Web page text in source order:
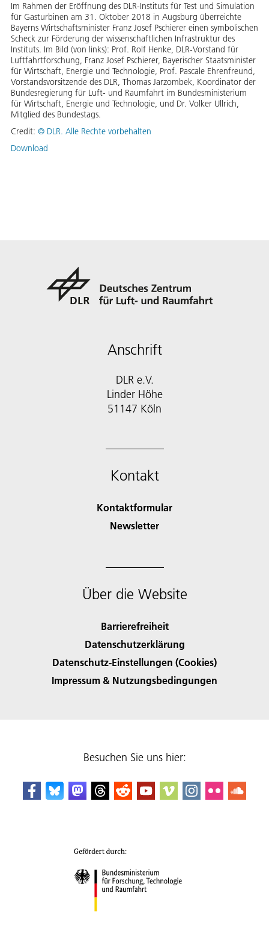
Im Rahmen der Eröffnung des DLR-Instituts für Test und Simulation
für Gasturbinen am 31. Oktober 2018 in Augsburg überreichte
Bayerns Wirtschaftsminister Franz Josef Pschierer einen symbolischen
Scheck zur Förderung der wissenschaftlichen Infrastruktur des
Instituts. Im Bild (von links): Prof. Rolf Henke, DLR-Vorstand für
Luftfahrtforschung, Franz Josef Pschierer, Bayerischer Staatsminister
für Wirtschaft, Energie und Technologie, Prof. Pascale Ehrenfreund,
Vorstandsvorsitzende des DLR, Thomas Jarzombek, Koordinator der
Bundesregierung für Luft- und Raumfahrt im Bundesministerium
für Wirtschaft, Energie und Technologie, und Dr. Volker Ullrich,
Mitglied des Bundestags.
Credit: © DLR. Alle Rechte vorbehalten
Download
Anschrift
DLR e.V.
Linder Höhe
51147 Köln
Kontakt
Kontaktformular
Newsletter
Über die Website
Barrierefreiheit
Datenschutzerklärung
Datenschutz-Einstellungen (Cookies)
Impressum & Nutzungsbedingungen
Besuchen Sie uns hier: